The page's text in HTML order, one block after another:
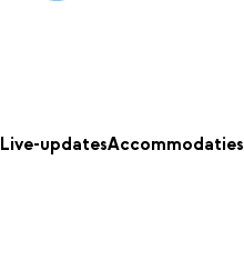
Live-updatesAccommodaties